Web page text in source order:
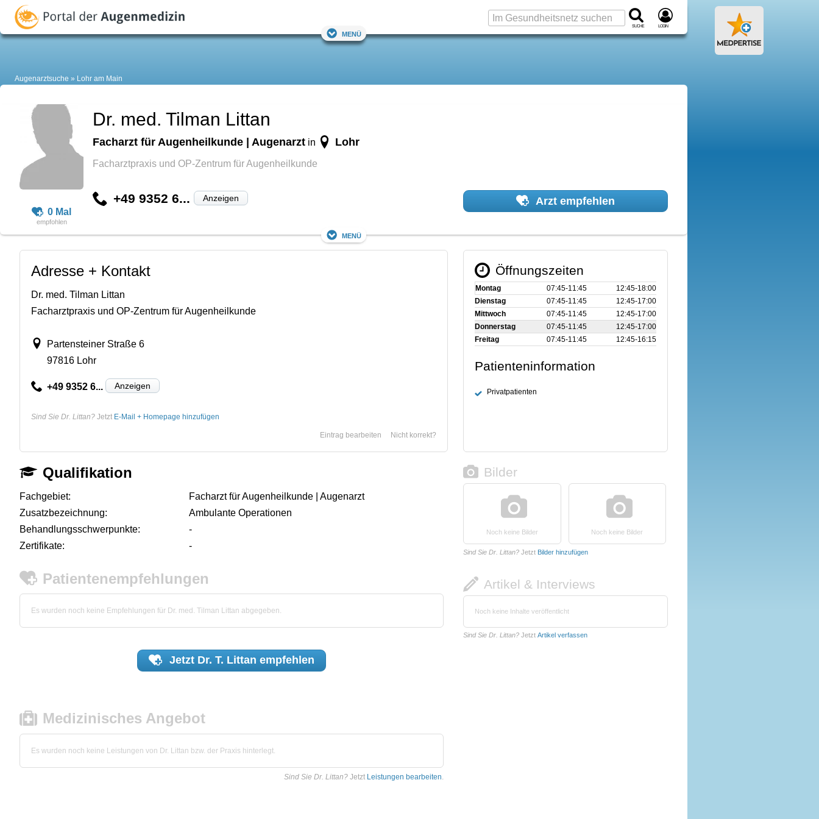
Suche Login
Menü
Augenarztsuche Lohr am Main
0 Mal
Dr. med. Tilman Littan
Facharzt für Augenheilkunde | Augenarzt in Lohr
Facharztpraxis und OP-Zentrum für Augenheilkunde
+49 9352 6... Anzeigen Arzt empfehlen
Menü
Adresse + Kontakt
Dr. med. Tilman Littan
Facharztpraxis und OP-Zentrum für Augenheilkunde
Partensteiner Straße 6
97816 Lohr
+49 9352 6... Anzeigen
Sind Sie Dr. Littan? Jetzt E-Mail + Homepage hinzufügen
Nicht korrekt?
Eintrag bearbeiten
Öffnungszeiten
Montag 07:45‑11:45
12:45‑18:00
Dienstag
07:45‑11:45
12:45‑17:00
Mittwoch
07:45‑11:45
12:45‑17:00
Donnerstag
07:45‑11:45
12:45‑17:00
Freitag
07:45‑11:45 12:45‑16:15
Patienteninformation
Privatpatienten
Qualifikation
Fachgebiet:
Facharzt für Augenheilkunde | Augenarzt
Zusatzbezeichnung:
Ambulante Operationen
Behandlungsschwerpunkte:
-
Zertifikate:
-
Patientenempfehlungen
Es wurden noch keine Empfehlungen für Dr. med. Tilman Littan abgegeben.
Jetzt Dr. T. Littan empfehlen
Medizinisches Angebot
Es wurden noch keine Leistungen von Dr. Littan bzw. der Praxis hinterlegt.
Sind Sie Dr. Littan? Jetzt Leistungen bearbeiten.
Bilder
Noch keine Bilder Noch keine Bilder
Sind Sie Dr. Littan? Jetzt Bilder hinzufügen
Artikel & Interviews
Noch keine Inhalte veröffentlicht
Sind Sie Dr. Littan? Jetzt Artikel verfassen